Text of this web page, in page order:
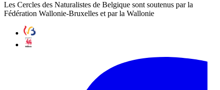
Les Cercles des Naturalistes de Belgique sont soutenus par la
Fédération Wallonie-Bruxelles et par la Wallonie